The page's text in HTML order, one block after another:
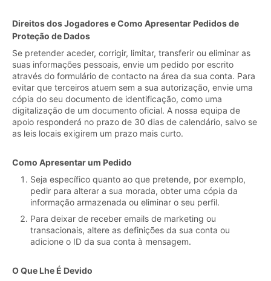
Direitos dos Jogadores e Como Apresentar Pedidos de
Proteção de Dados
Se pretender aceder, corrigir, limitar, transferir ou eliminar as
suas informações pessoais, envie um pedido por escrito
através do formulário de contacto na área da sua conta. Para
evitar que terceiros atuem sem a sua autorização, envie uma
cópia do seu documento de identificação, como uma
digitalização de um documento oficial. A nossa equipa de
apoio responderá no prazo de 30 dias de calendário, salvo se
as leis locais exigirem um prazo mais curto.
Como Apresentar um Pedido
Seja específico quanto ao que pretende, por exemplo,
pedir para alterar a sua morada, obter uma cópia da
informação armazenada ou eliminar o seu perfil.
Para deixar de receber emails de marketing ou
transacionais, altere as definições da sua conta ou
adicione o ID da sua conta à mensagem.
O Que Lhe É Devido